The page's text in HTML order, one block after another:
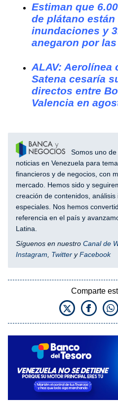
Estiman que
de plátano
inundaciones y
anegaron por
ALAV: Aerolínea
Satena cesaría
directos entre
Valencia en
Somos uno
noticias en Venezuela para
financieros y de negocios, con
mercado. Hemos sido y
creación de contenidos,
especiales. Nos hemos
referencia en el país y
Latina.
Síguenos en nuestro Canal de
Instagram
Twitter yFacebook
Comparte